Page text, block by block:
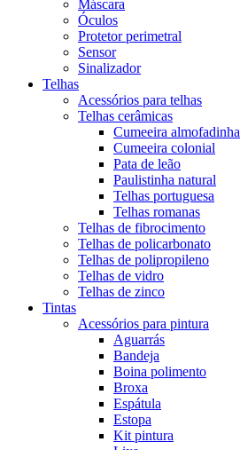
Máscara
Óculos
Protetor perimetral
Sensor
Sinalizador
Telhas
Acessórios para telhas
Telhas cerâmicas
Cumeeira almofadinha
Cumeeira colonial
Pata de leão
Paulistinha natural
Telhas portuguesa
Telhas romanas
Telhas de fibrocimento
Telhas de policarbonato
Telhas de polipropileno
Telhas de vidro
Telhas de zinco
Tintas
Acessórios para pintura
Aguarrás
Bandeja
Boina polimento
Broxa
Espátula
Estopa
Kit pintura